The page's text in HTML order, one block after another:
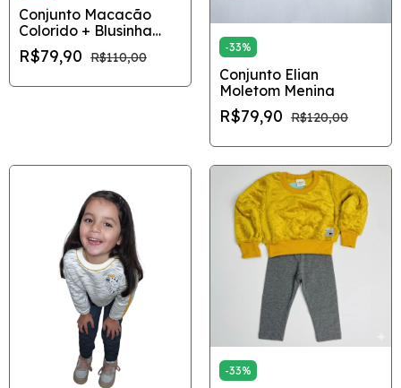
Conjunto Macacão
Colorido + Blusinha
Manga Longa Elian
R$79,90 R$110,00
-33%
Conjunto Elian
Moletom Menina
R$79,90 R$120,00
-33%